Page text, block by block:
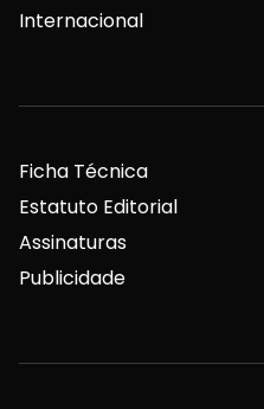
Internacional
Ficha Técnica
Estatuto Editorial
Assinaturas
Publicidade